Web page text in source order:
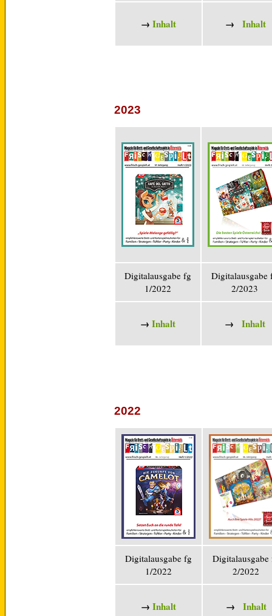
→ Inhalt → Inhalt
2023
Digitalausgabe fg
1/2022
Digitalausgabe
2/2023
→ Inhalt → Inhalt
2022
Digitalausgabe fg
1/2022
Digitalausgabe
2/2022
→ Inhalt → Inhalt